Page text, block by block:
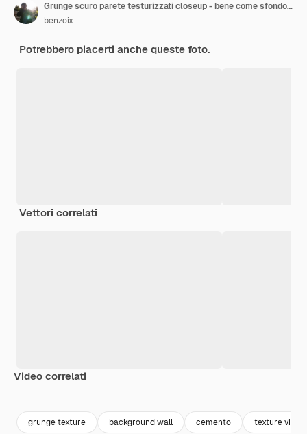
Grunge scuro parete testurizzati closeup - bene come sfondo digitale dello studio
benzoix
Potrebbero piacerti anche queste foto.
Vettori correlati
Video correlati
grunge texture background wall cemento texture